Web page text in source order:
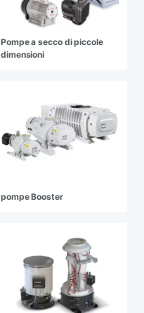
Pompe a secco di piccole
dimensioni
pompe Booster